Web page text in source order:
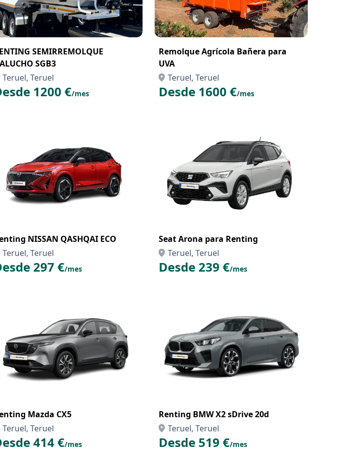
SEMIRREMOLQUE
SGB3
Teruel, Teruel
1200 €/mes
Remolque Agrícola Bañera para
UVA
Teruel, Teruel
Desde 1600 €/mes
NISSAN QASHQAI ECO
Teruel, Teruel
297 €/mes
Seat Arona para Renting
Teruel, Teruel
Desde 239 €/mes
Renting Mazda CX5
Teruel, Teruel
414 €/mes
Renting BMW X2 sDrive 20d
Teruel, Teruel
Desde 519 €/mes